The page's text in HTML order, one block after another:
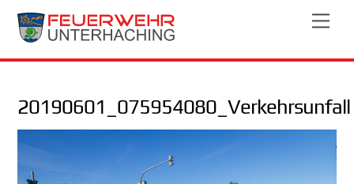
Skip
20190601_075954080_Verkehrsunfall